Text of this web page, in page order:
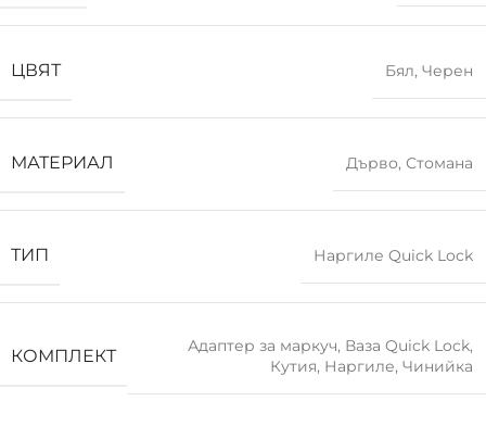
ЦВЯТ Бял, Черен
МАТЕРИАЛ Дърво, Стомана
ТИП Наргиле Quick Lock
КОМПЛЕКТ Адаптер за маркуч, Ваза Quick Lock,
Кутия, Наргиле, Чинийка